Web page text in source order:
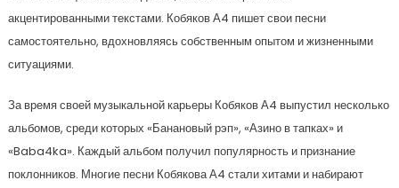
акцентированными текстами. Кобяков А4 пишет свои песни
самостоятельно, вдохновляясь собственным опытом и жизненными
ситуациями.
За время своей музыкальной карьеры Кобяков А4 выпустил несколько
альбомов, среди которых «Банановый рэп», «Азино в тапках» и
«Baba4ka». Каждый альбом получил популярность и признание
поклонников. Многие песни Кобякова А4 стали хитами и набирают